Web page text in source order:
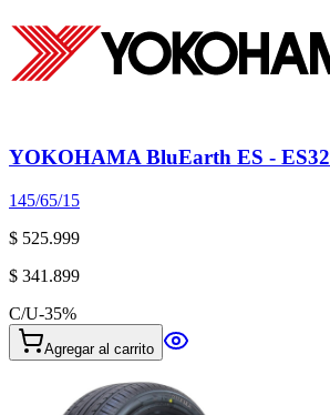
YOKOHAMA BluEarth ES - ES32
145/65/15
$ 525.999
$ 341.899
C/U-35%
Agregar al carrito